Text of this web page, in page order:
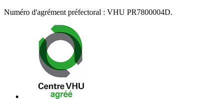
Numéro d'agrément préfectoral : VHU PR7800004D.